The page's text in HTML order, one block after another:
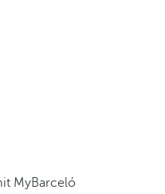
MyBarceló